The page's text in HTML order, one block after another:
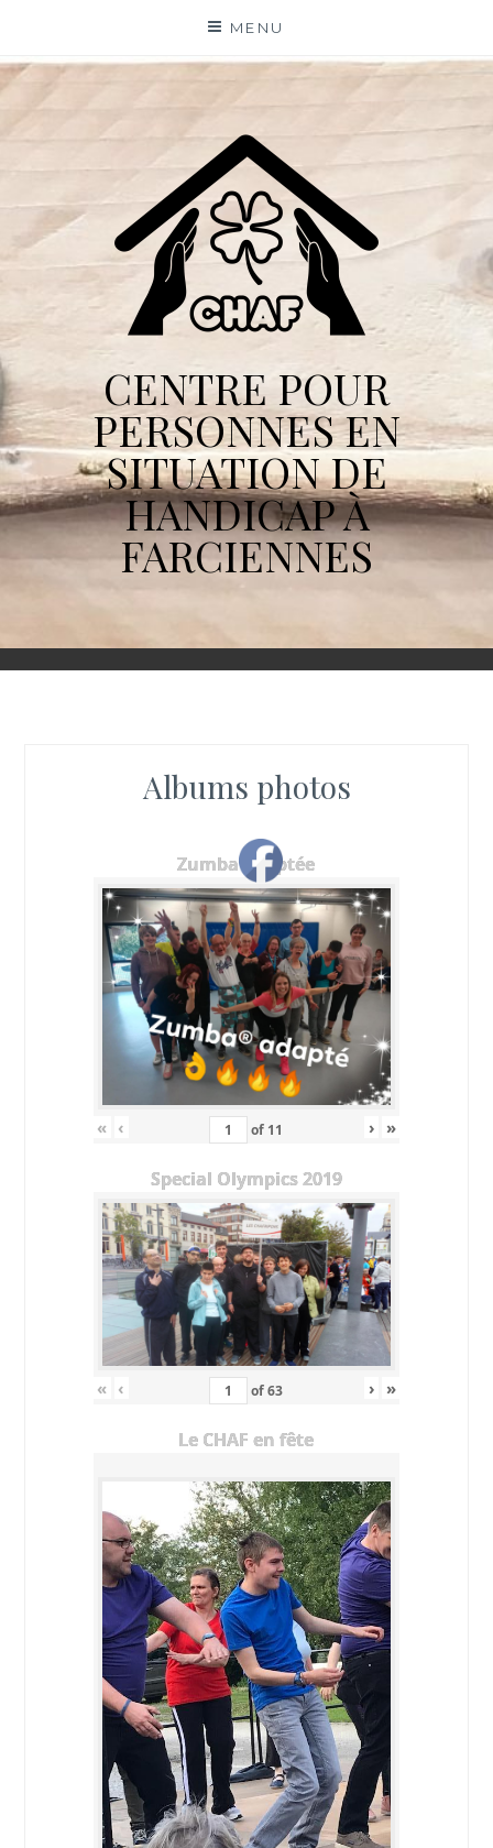
content
MENU
CENTRE POUR
PERSONNES EN
SITUATION DE
HANDICAP À
FARCIENNES
Albums photos
Zumba adaptée
« ‹ of 11 › »
Special Olympics 2019
« ‹ of63 › »
Le CHAF en fête